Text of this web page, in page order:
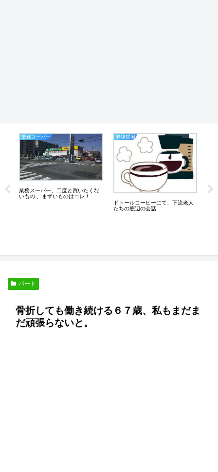
業務スーパー
業務スーパー、二度と買いたくな
いもの 、まずいものはコレ！
老後貧困
ドトールコーヒーにて、下流老人
たちの底辺の会話
膝
パート
骨折しても働き続ける６７歳、私もまだま
だ頑張らないと。